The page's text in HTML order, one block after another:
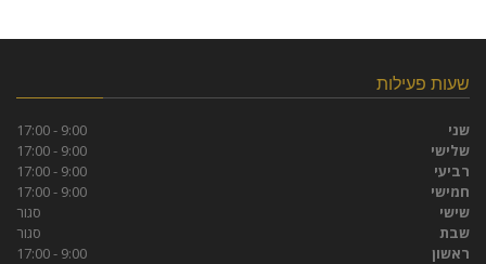
שעות פעילות
שני
9:00 - 17:00
שלישי
9:00 - 17:00
רביעי
9:00 - 17:00
חמישי
9:00 - 17:00
שישי
סגור
שבת
סגור
ראשון
9:00 - 17:00